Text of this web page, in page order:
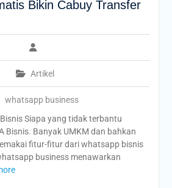
Bikin Cabuy Transfer
Artikel
whatsapp business
Siapa yang tidak terbantu
Bisnis. Banyak UMKM dan bahkan
fitur-fitur dari whatsapp bisnis
business menawarkan